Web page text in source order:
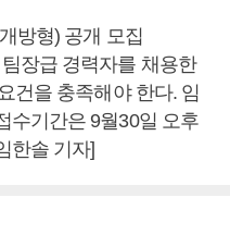
방형) 공개 모집
장급 경력자를 채용한
건을 충족해야 한다. 임
수기간은 9월30일 오후
한솔 기자]